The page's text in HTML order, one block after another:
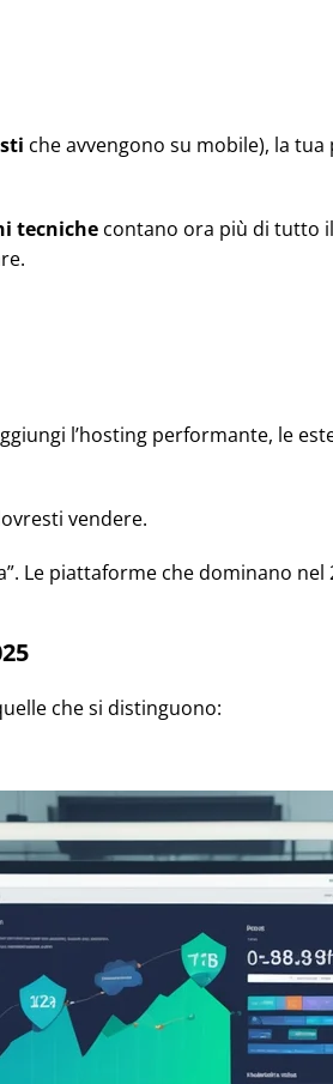
che avvengono su mobile), la
tecniche contano ora più di tutto
l’hosting performante, le
vendere.
Le piattaforme che dominano
che si distinguono: